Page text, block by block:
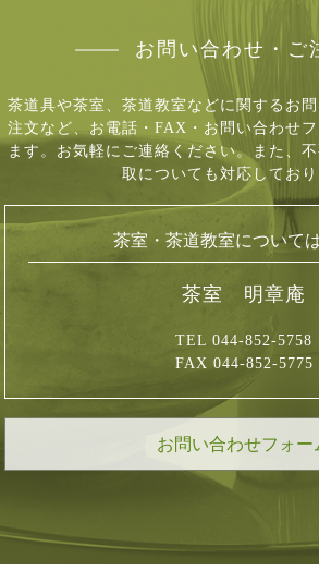
お問い合わせ・ご
茶道具や茶室、茶道教室などに関するお
注文など、 お電話・FAX・お問い合わせ
ます。お気軽にご連絡ください。 また、
取についても対応しており
茶室・茶道教室について
茶室 明章庵
TEL 044-852-5758
FAX 044-852-5775
お問い合わせフォー